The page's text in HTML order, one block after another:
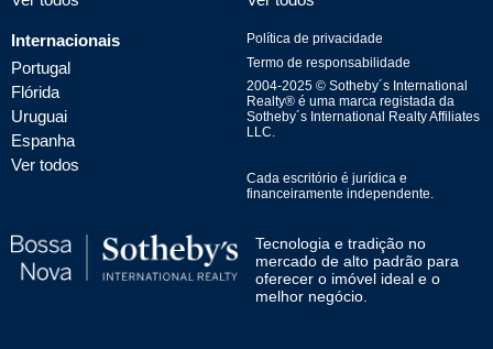
Internacionais
Portugal
Flórida
Uruguai
Espanha
Ver todos
Política de privacidade
Termo de responsabilidade
2004-2025 © Sotheby´s International
Realty® é uma marca registada da
Sotheby´s International Realty Affiliates
LLC.
Cada escritório é jurídica e
financeiramente independente.
Tecnologia e tradição no
mercado de alto padrão para
oferecer o imóvel ideal e o
melhor negócio.